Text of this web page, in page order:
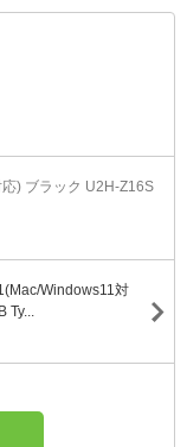
) ブラック U2H-Z16S
Windows11対
Ty...